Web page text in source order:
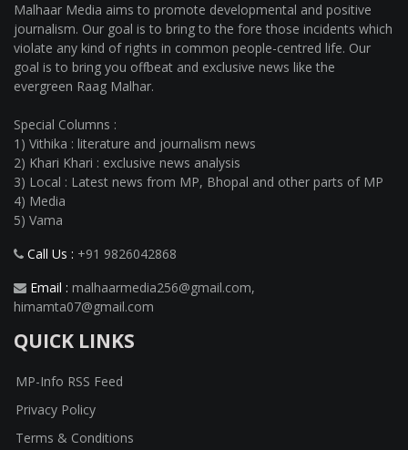
Malhaar Media aims to promote developmental and positive
journalism. Our goal is to bring to the fore those incidents which
violate any kind of rights in common people-centred life. Our
goal is to bring you offbeat and exclusive news like the
evergreen Raag Malhar.
Special Columns :
1) Vithika : literature and journalism news
2) Khari Khari : exclusive news analysis
3) Local : Latest news from MP, Bhopal and other parts of MP
4) Media
5) Vama
Call Us : +91 9826042868
Email : malhaarmedia256@gmail.com,
himamta07@gmail.com
QUICK LINKS
MP-Info RSS Feed
Privacy Policy
Terms & Conditions